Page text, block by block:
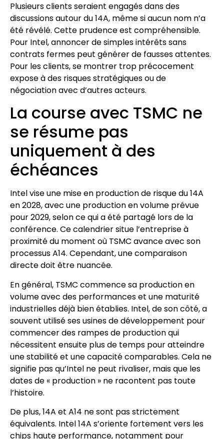
Plusieurs clients seraient engagés dans des
discussions autour du 14A, même si aucun nom n’a
été révélé. Cette prudence est compréhensible.
Pour Intel, annoncer de simples intérêts sans
contrats fermes peut générer de fausses attentes.
Pour les clients, se montrer trop précocement
expose à des risques stratégiques ou de
négociation avec d’autres acteurs.
La course avec TSMC ne
se résume pas
uniquement à des
échéances
Intel vise une mise en production de risque du 14A
en 2028, avec une production en volume prévue
pour 2029, selon ce qui a été partagé lors de la
conférence. Ce calendrier situe l’entreprise à
proximité du moment où TSMC avance avec son
processus A14. Cependant, une comparaison
directe doit être nuancée.
En général, TSMC commence sa production en
volume avec des performances et une maturité
industrielles déjà bien établies. Intel, de son côté, a
souvent utilisé ses usines de développement pour
commencer des rampes de production qui
nécessitent ensuite plus de temps pour atteindre
une stabilité et une capacité comparables. Cela ne
signifie pas qu’Intel ne peut rivaliser, mais que les
dates de « production » ne racontent pas toute
l’histoire.
De plus, 14A et A14 ne sont pas strictement
équivalents. Intel 14A s’oriente fortement vers les
chips haute performance, notamment pour